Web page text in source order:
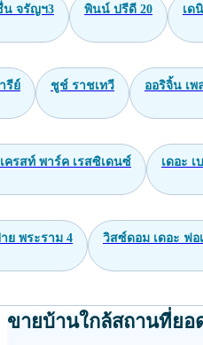
จรัญฯ3 พินน์ ปรีดี 20 เด
รีย์ ชูช์ ราชเทวี ออริจิ้น เ
ครสท์ พาร์ค เรสซิเดนซ์ เดอะ
ย พระราม 4 วิสซ์ดอม เดอะ ฟอ
ขายบ้านใกล้สถานที่ยอ